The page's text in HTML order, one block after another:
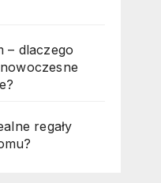
– dlaczego
regały